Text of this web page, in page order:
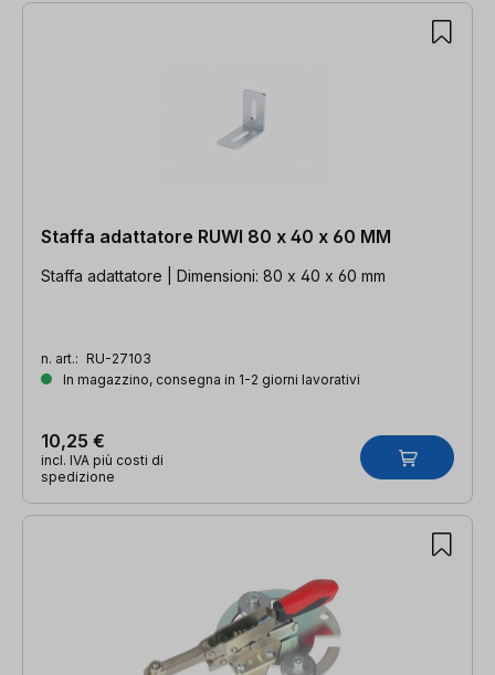
Staffa adattatore RUWI 80 x 40 x 60 MM
Staffa adattatore | Dimensioni: 80 x 40 x 60 mm
n. art.: RU-27103
In magazzino, consegna in 1-2 giorni lavorativi
10,25 €
incl. IVA più costi di
spedizione